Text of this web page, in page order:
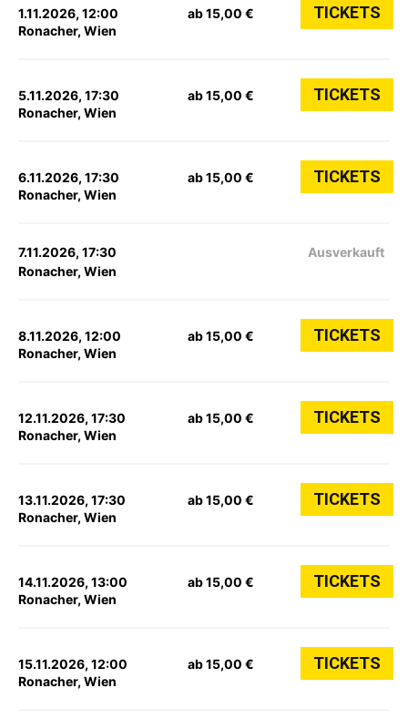
1.11.2026, 12:00
Ronacher, Wien
ab 15,00 € TICKETS
5.11.2026, 17:30
Ronacher, Wien
ab 15,00 € TICKETS
6.11.2026, 17:30
Ronacher, Wien
ab 15,00 € TICKETS
7.11.2026, 17:30
Ronacher, Wien
Ausverkauft
8.11.2026, 12:00
Ronacher, Wien
ab 15,00 € TICKETS
12.11.2026, 17:30
Ronacher, Wien
ab 15,00 € TICKETS
13.11.2026, 17:30
Ronacher, Wien
ab 15,00 € TICKETS
14.11.2026, 13:00
Ronacher, Wien
ab 15,00 € TICKETS
15.11.2026, 12:00
Ronacher, Wien
ab 15,00 € TICKETS